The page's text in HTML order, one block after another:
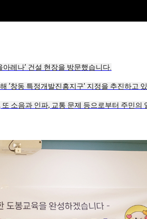
레나’ 건설 현장을 방문했습니다.
창동 특정개발진흥지구’ 지정을 추진하고
소음과 인파, 교통 문제 등으로부터 주민